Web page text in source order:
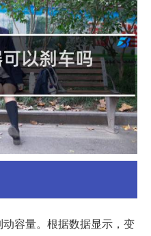
容量。根据数据显示，变